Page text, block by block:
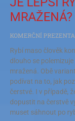
KOMERČNÍ
Rybí maso člověk
dlouho se
mražená. Obě
podívat na to, jak
čerstvé. I v případě,
dopustit na čerstvě
muset sáhnout po